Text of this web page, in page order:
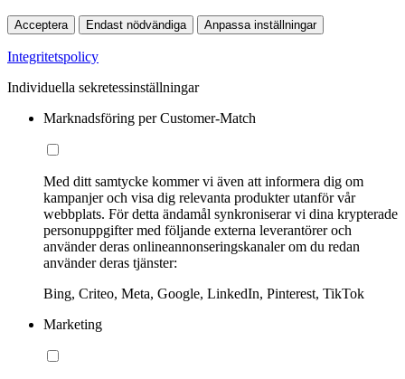
Acceptera Endast nödvändiga Anpassa inställningar
Integritetspolicy
Individuella sekretessinställningar
Marknadsföring per Customer-Match
Med ditt samtycke kommer vi även att informera dig om
kampanjer och visa dig relevanta produkter utanför vår
webbplats. För detta ändamål synkroniserar vi dina krypterade
personuppgifter med följande externa leverantörer och
använder deras onlineannonseringskanaler om du redan
använder deras tjänster:
Bing, Criteo, Meta, Google, LinkedIn, Pinterest, TikTok
Marketing